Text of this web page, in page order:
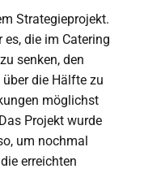
Strategieprojekt.
die im Catering
senken, den
die Hälfte zu
möglichst
Projekt wurde
um nochmal
erreichten